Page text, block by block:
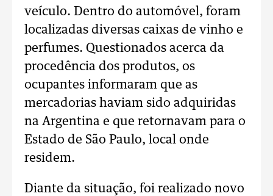
veículo. Dentro do automóvel, foram
localizadas diversas caixas de vinho e
perfumes. Questionados acerca da
procedência dos produtos, os
ocupantes informaram que as
mercadorias haviam sido adquiridas
na Argentina e que retornavam para o
Estado de São Paulo, local onde
residem.
Diante da situação, foi realizado novo